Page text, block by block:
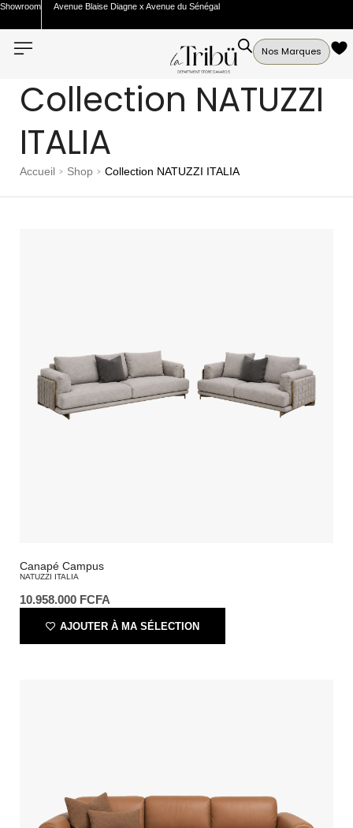
Showroom Avenue Blaise Diagne x Avenue du Sénégal
Nos Marques
Collection NATUZZI
ITALIA
Accueil > Shop > Collection NATUZZI ITALIA
Canapé Campus
NATUZZI ITALIA
10.958.000 FCFA
AJOUTER À MA SÉLECTION